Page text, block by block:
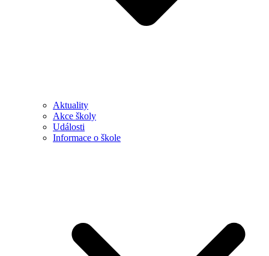
Aktuality
Akce školy
Události
Informace o škole